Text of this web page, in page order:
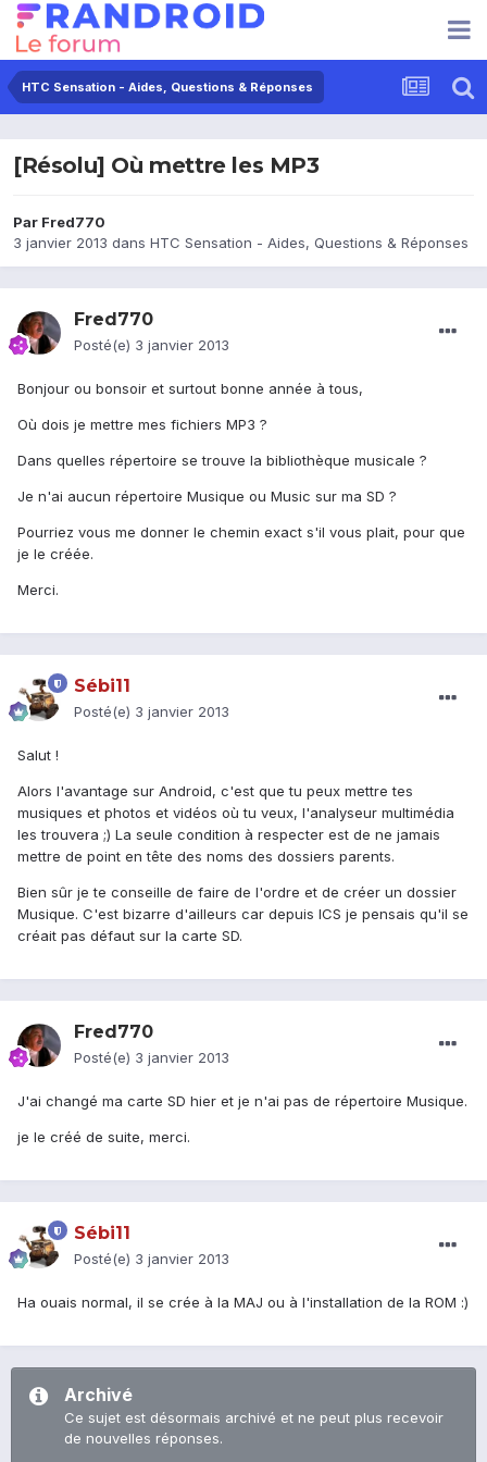
HTC Sensation - Aides, Questions & Réponses
[Résolu] Où mettre les MP3
Par Fred770
3 janvier 2013 dans HTC Sensation - Aides, Questions & Réponses
Fred770
Posté(e) 3 janvier 2013
Bonjour ou bonsoir et surtout bonne année à tous,
Où dois je mettre mes fichiers MP3 ?
Dans quelles répertoire se trouve la bibliothèque musicale ?
Je n'ai aucun répertoire Musique ou Music sur ma SD ?
Pourriez vous me donner le chemin exact s'il vous plait, pour que
je le créée.
Merci.
Sébi11
Posté(e) 3 janvier 2013
Salut !
Alors l'avantage sur Android, c'est que tu peux mettre tes
musiques et photos et vidéos où tu veux, l'analyseur multimédia
les trouvera ;) La seule condition à respecter est de ne jamais
mettre de point en tête des noms des dossiers parents.
Bien sûr je te conseille de faire de l'ordre et de créer un dossier
Musique. C'est bizarre d'ailleurs car depuis ICS je pensais qu'il se
créait pas défaut sur la carte SD.
Fred770
Posté(e) 3 janvier 2013
J'ai changé ma carte SD hier et je n'ai pas de répertoire Musique.
je le créé de suite, merci.
Sébi11
Posté(e) 3 janvier 2013
Ha ouais normal, il se crée à la MAJ ou à l'installation de la ROM :)
Archivé
Ce sujet est désormais archivé et ne peut plus recevoir
de nouvelles réponses.